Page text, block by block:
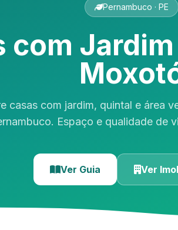
Pernambuco · PE
com
casas com jardim, quintal e área
Espaço e qualidade de
Ver Guia Ver